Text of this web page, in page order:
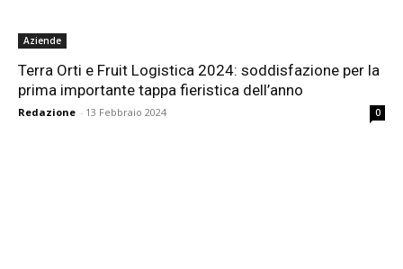
Aziende
Terra Orti e Fruit Logistica 2024: soddisfazione per la
prima importante tappa fieristica dell’anno
Redazione - 13 Febbraio 2024 0